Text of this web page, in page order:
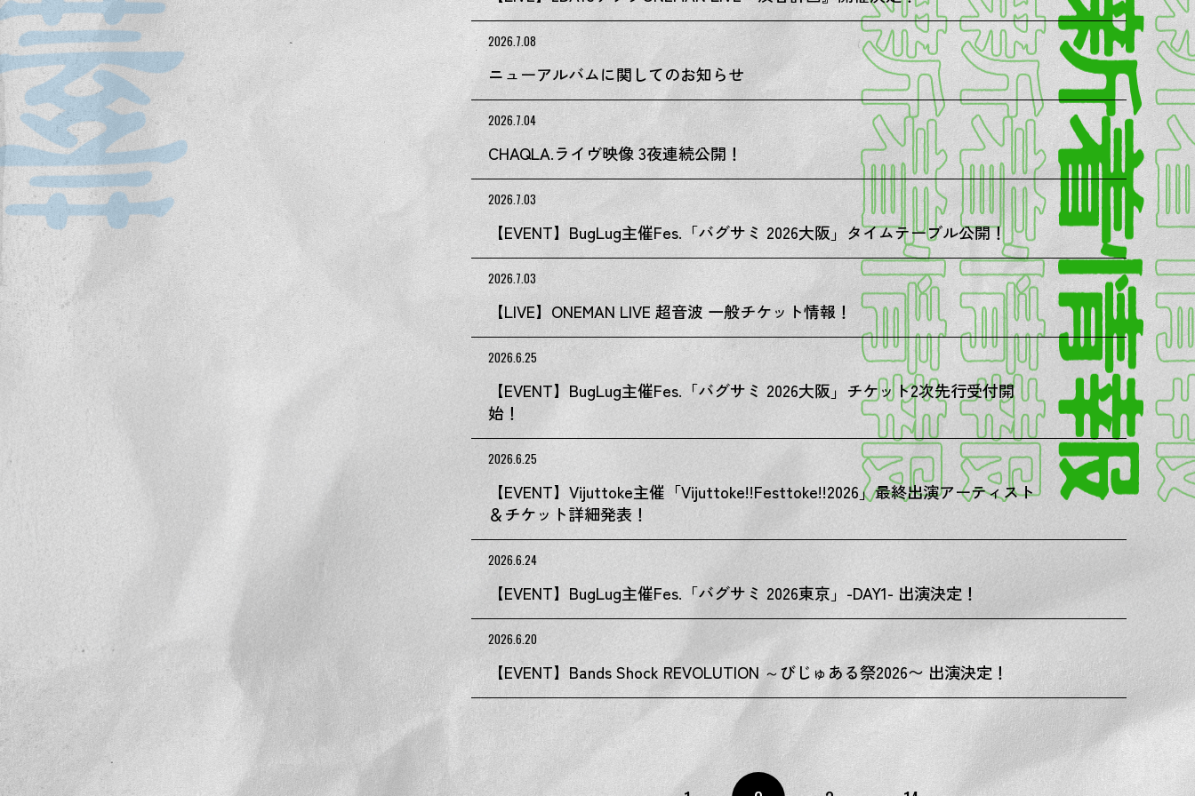
2026.7.08
ニューアルバムに関してのお知らせ
2026.7.04
CHAQLA.ライヴ映像 3夜連続公開！
2026.7.03
【EVENT】BugLug主催Fes.「バグサミ 2026大阪」タイムテーブル公開！
2026.7.03
【LIVE】ONEMAN LIVE 超音波 一般チケット情報！
2026.6.25
【EVENT】BugLug主催Fes.「バグサミ 2026大阪」チケット2次先行受付開
始！
2026.6.25
【EVENT】Vijuttoke主催「Vijuttoke!!Festtoke!!2026」最終出演アーティスト
＆チケット詳細発表！
2026.6.24
【EVENT】BugLug主催Fes.「バグサミ 2026東京」-DAY1- 出演決定！
2026.6.20
【EVENT】Bands Shock REVOLUTION ～びじゅある祭2026〜 出演決定！